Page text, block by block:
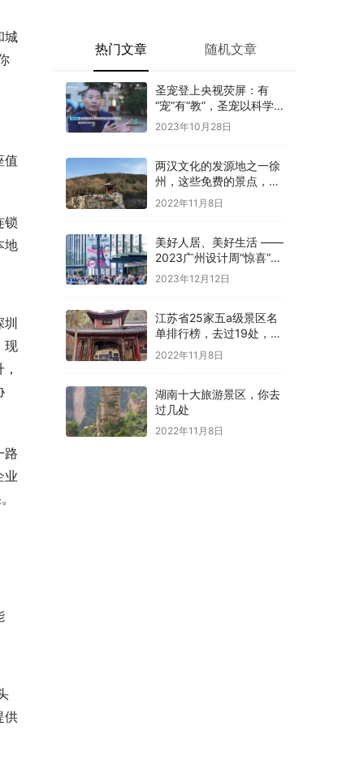
城
值
锁
地
现
路
业
供
热门文章 随机文章
圣宠登上央视荧屏：有
“宠”有“教”，圣宠以科学训
导开启全新养宠体验
2023年10月28日
两汉文化的发源地之一徐
州，这些免费的景点，你
是否都去过
2022年11月8日
美好人居、美好生活 ——
2023广州设计周“惊喜”开
幕
2023年12月12日
江苏省25家五a级景区名
单排行榜，去过19处，才
算真正游过江苏
2022年11月8日
湖南十大旅游景区，你去
过几处
2022年11月8日